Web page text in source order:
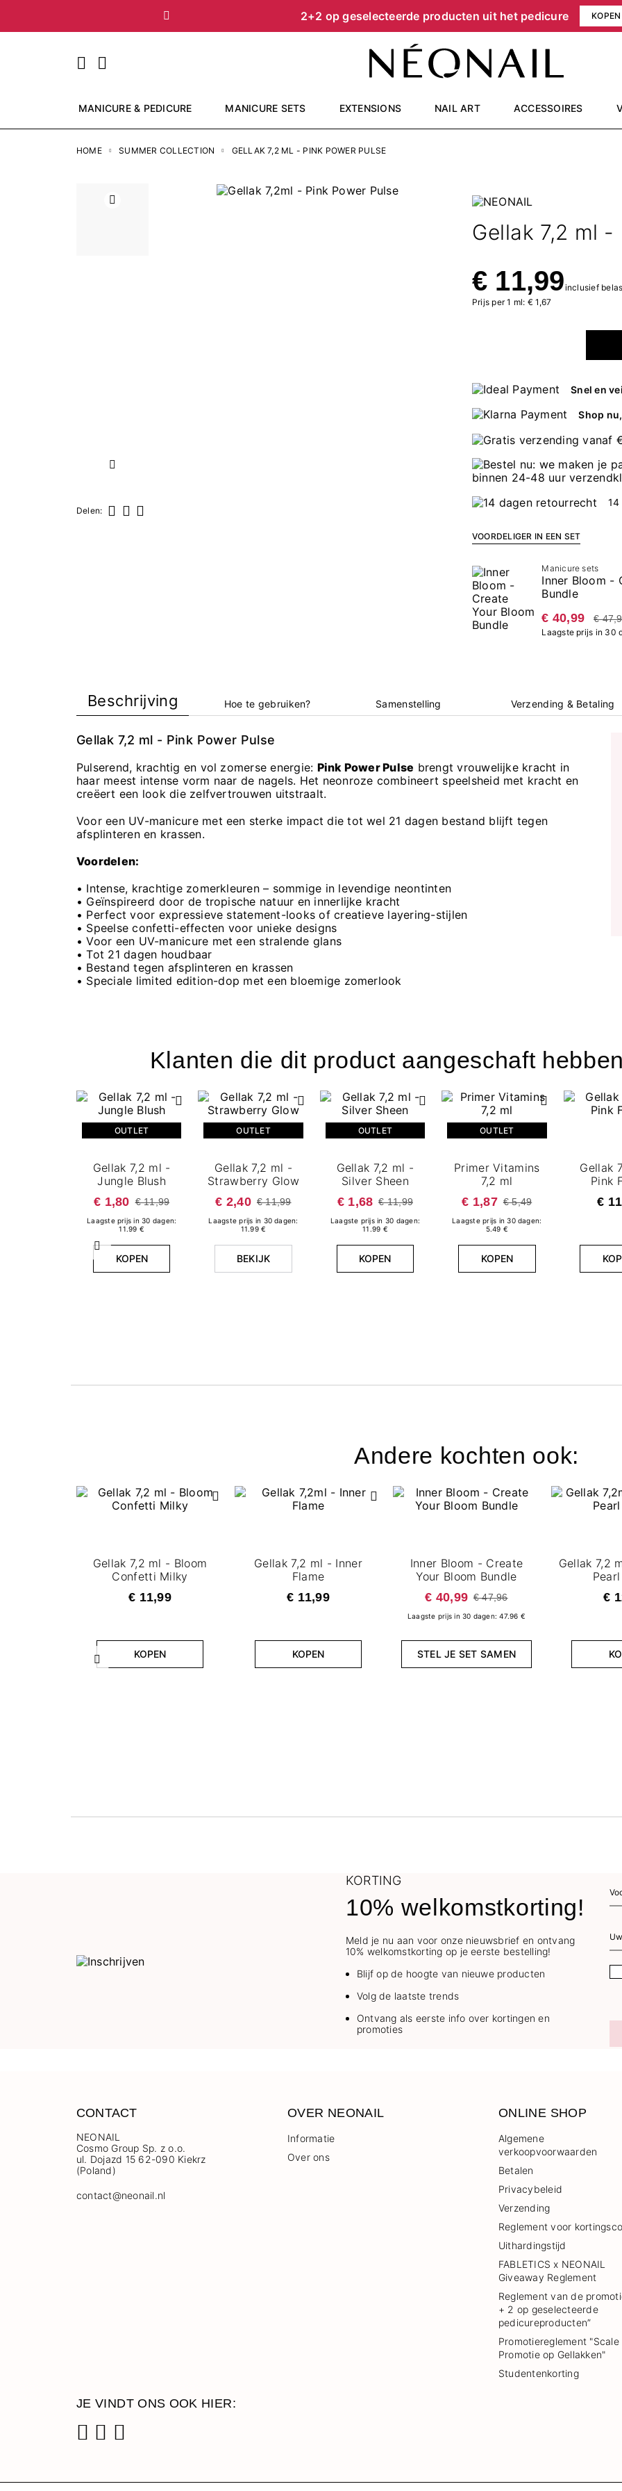
2+2 op geselecteerde producten uit het pedicure KOPEN
Vorige
MANICURE & PEDICURE MANICURE SETS EXTENSIONS NAIL ART ACCESSOIRES
HOME SUMMER COLLECTION GELLAK 7,2 ML - PINK POWER PULSE
Vorige
Volgende
Delen:
Gellak 7,2 ml -
€ 11,99inclusief
Prijs per 1 ml: € 1,67
Snel en
Shop
14
VOORDELIGER IN EEN SET
Manicure sets
Inner Bloom -
Bundle
€ 40,99
€
Laagste prijs in 30
Beschrijving Hoe te gebruiken? Samenstelling Verzending & Betaling
Gellak 7,2 ml - Pink Power Pulse
Pulserend, krachtig en vol zomerse energie: Pink Power Pulse brengt vrouwelijke kracht in
haar meest intense vorm naar de nagels. Het neonroze combineert speelsheid met kracht en
creëert een look die zelfvertrouwen uitstraalt.
Voor een UV-manicure met een sterke impact die tot wel 21 dagen bestand blijft tegen
afsplinteren en krassen.
Voordelen:
• Intense, krachtige zomerkleuren – sommige in levendige neontinten
• Geïnspireerd door de tropische natuur en innerlijke kracht
• Perfect voor expressieve statement-looks of creatieve layering-stijlen
• Speelse confetti-effecten voor unieke designs
• Voor een UV-manicure met een stralende glans
• Tot 21 dagen houdbaar
• Bestand tegen afsplinteren en krassen
• Speciale limited edition-dop met een bloemige zomerlook
Klanten die dit product aangeschaft
Vorige
OUTLET
Gellak 7,2 ml -
Jungle Blush
€ 1,80 € 11,99
Laagste prijs in 30 dagen:
11.99 €
KOPEN
OUTLET
Gellak 7,2 ml -
Strawberry Glow
€ 2,40 € 11,99
Laagste prijs in 30 dagen:
11.99 €
BEKIJK
OUTLET
Gellak 7,2 ml -
Silver Sheen
€ 1,68 € 11,99
Laagste prijs in 30 dagen:
11.99 €
KOPEN
OUTLET
Primer Vitamins
7,2 ml
€ 1,87 € 5,49
Laagste prijs in 30 dagen:
5.49 €
KOPEN
Gellak
Pink
€
Andere kochten ook:
Vorige
Gellak 7,2 ml - Bloom
Confetti Milky
€ 11,99
KOPEN
Gellak 7,2 ml - Inner
Flame
€ 11,99
KOPEN
Inner Bloom - Create
Your Bloom Bundle
€ 40,99 € 47,96
Laagste prijs in 30 dagen: 47.96 €
STEL JE SET SAMEN
Gellak 7,2
€
KORTING
10% welkomstkorting!
Meld je nu aan voor onze nieuwsbrief en ontvang
10% welkomstkorting op je eerste bestelling!
Blijf op de hoogte van nieuwe producten
Volg de laatste trends
Ontvang als eerste info over kortingen en
promoties
CONTACT
NEONAIL
Cosmo Group Sp. z o.o.
ul. Dojazd 15 62-090 Kiekrz
(Poland)
contact@neonail.nl
OVER NEONAIL
Informatie
Over ons
ONLINE SHOP
Algemene
verkoopvoorwaarden
Betalen
Privacybeleid
Verzending
Reglement voor
Uithardingstijd
FABLETICS x NEONAIL
Giveaway Reglement
Reglement van de
+ 2 op geselecteerde
pedicureproducten”
Promotiereglement "Scale
Promotie op Gellakken"
Studentenkorting
JE VINDT ONS OOK HIER: